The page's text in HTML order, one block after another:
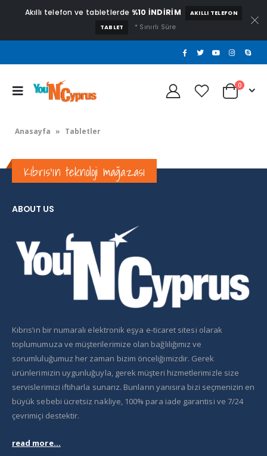
Akıllı telefon ve tabletlerde %10 İNDİRİM
AKILLI TELEFON
TABLET
* Sınırlı Süre
0
Anasayfa » Tabletler
Kıbrıs'ın teknoloji mağazası
ABOUT US
Kıbrıs’ın bir numaralı elektronik eşya e-ticaret sitesi olarak
toplumumuza ve müşterilerimize olan bağlılığımız ve
sorumluluğumuz her zaman bizim önceliğimizdir. Gerek
ürünlerimizin uygunluğuyla, gerek müşteri hizmetlerimizle size
servislerimizi iftiharla sunarız. Bunların yanısıra bizi seçmenizin en
büyük sebebi ücretsiz nakliye, 100% para iade garantisi ve 7/24
çevrimiçi destektir.
read more...